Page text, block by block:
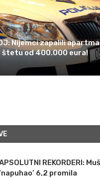
Nijemci zapalili
štetu od 400.000 eura!
REKORDERI:
6,2 promila